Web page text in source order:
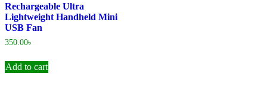
Rechargeable Ultra
Lightweight Handheld Mini
USB Fan
350.00৳
Add to cart